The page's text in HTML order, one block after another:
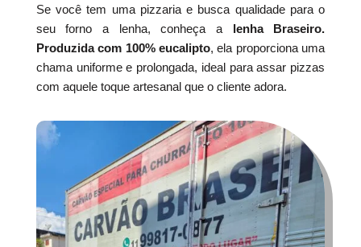
Se você tem uma pizzaria e busca qualidade para o
seu forno a lenha, conheça a lenha Braseiro.
Produzida com 100% eucalipto, ela proporciona uma
chama uniforme e prolongada, ideal para assar pizzas
com aquele toque artesanal que o cliente adora.